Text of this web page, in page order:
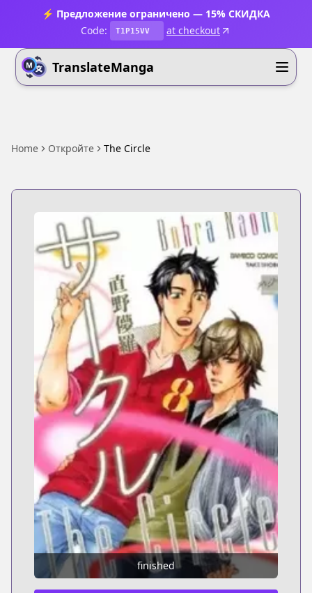
⚡ Предложение ограничено — 15% СКИДКА
Code:
T1P15VV at checkout
TranslateManga
Home Откройте The Circle
finished